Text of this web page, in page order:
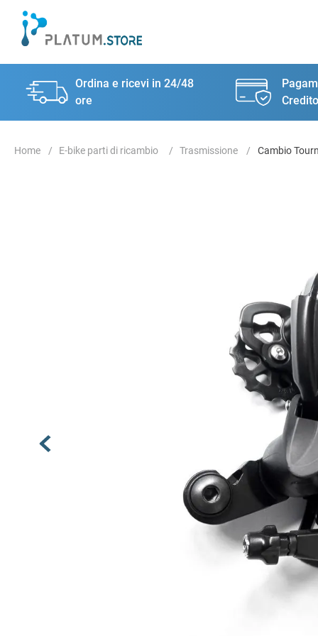
Ordina e ricevi in 24/48
ore
E-bike parti di ricambio Trasmissione Cambio